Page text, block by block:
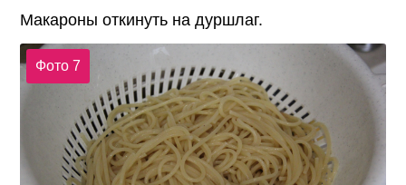
Макароны откинуть на дуршлаг.
Фото 7